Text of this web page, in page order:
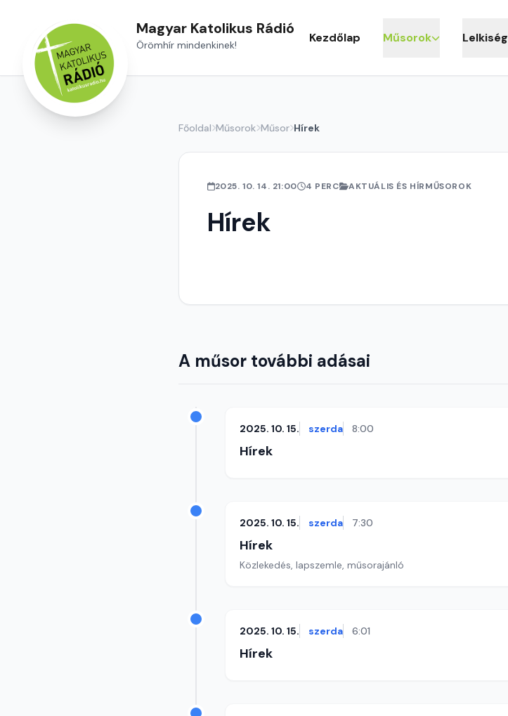
Magyar Katolikus Rádió
Örömhír mindenkinek! Kezdőlap Műsorok Lelkiség
Főoldal Műsorok Műsor Hírek
2025. 10. 14. 21:00 4 PERC AKTUÁLIS ÉS HÍRMŰSOROK
Hírek
A műsor további adásai
2025. 10. 15. szerda 8:00
Hírek
2025. 10. 15. szerda 7:30
Hírek
Közlekedés, lapszemle, műsorajánló
2025. 10. 15. szerda 6:01
Hírek